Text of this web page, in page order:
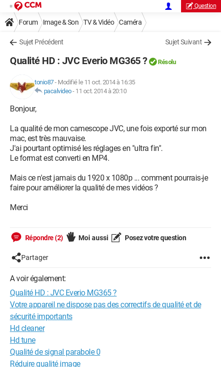
Question
Forum Image & Son TV & Vidéo Caméra
Sujet Précédent Sujet Suivant
Qualité HD : JVC Everio MG365 ? Résolu
tonio87- Modifié le 11 oct. 2014 à 16:35
pacalvideo- 11 oct. 2014 à 20:10
Bonjour,
La qualité de mon camescope JVC, une fois exporté sur mon
mac, est très mauvaise.
J'ai pourtant optimisé les réglages en "ultra fin".
Le format est converti en MP4.
Mais ce n'est jamais du 1920 x 1080p ... comment pourrais-je
faire pour améliorer la qualité de mes vidéos ?
Merci
Répondre (2) Moi aussi Posez votre question
Partager
A voir également:
Qualité HD : JVC Everio MG365 ?
Votre appareil ne dispose pas des correctifs de qualité et de
sécurité importants
Hd cleaner
Hd tune
Qualité de signal parabole 0
Réduire qualité image